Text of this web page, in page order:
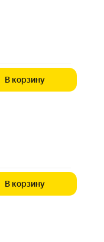
В корзину
В корзину